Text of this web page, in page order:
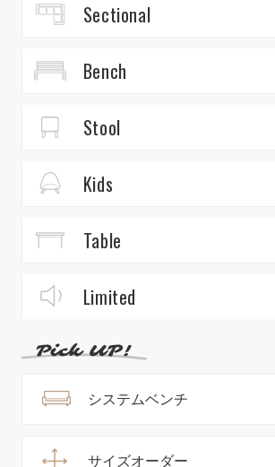
Sectional
Bench
Stool
Kids
Table
Limited
システムベンチ
サイズオーダー